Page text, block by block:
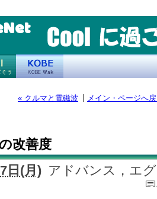
« クルマと電磁波 メイン・ページへ
改善度
日(月) アドバンス，エ